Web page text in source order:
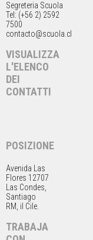
Segreteria Scuola
Tel: (+56 2) 2592
7500
contacto@scuola.cl
VISUALIZZA
L'ELENCO
DEI
CONTATTI
POSIZIONE
Avenida Las
Flores 12707
Las Condes,
Santiago
RM, il Cile.
TRABAJA